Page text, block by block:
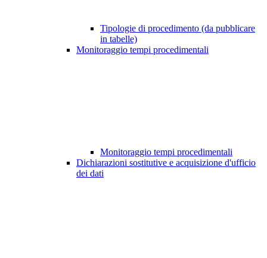
Tipologie di procedimento (da pubblicare
in tabelle)
Monitoraggio tempi procedimentali
Monitoraggio tempi procedimentali
Dichiarazioni sostitutive e acquisizione d'ufficio
dei dati